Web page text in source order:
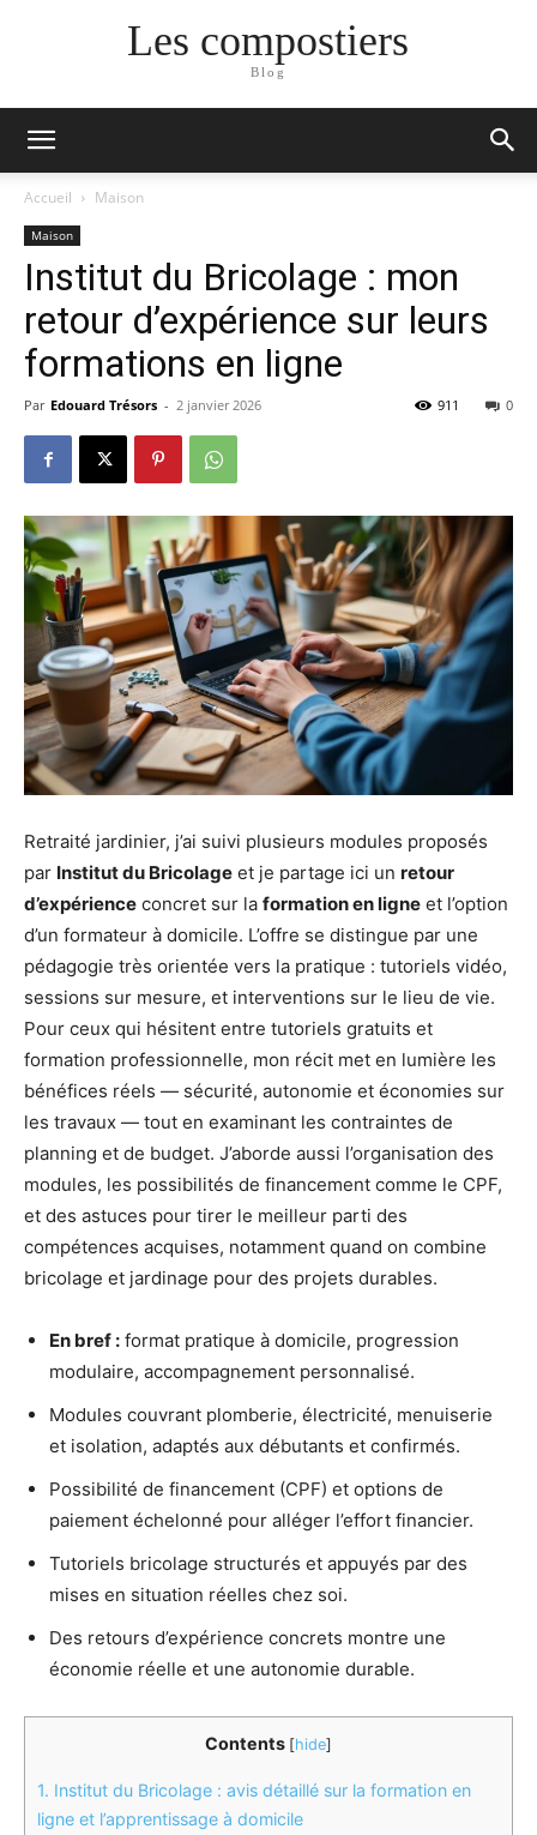
Les compostiers
Blog
Accueil Maison
Maison
Institut du Bricolage : mon
retour d’expérience sur leurs
formations en ligne
Par Edouard Trésors - 2 janvier 2026 0
911
Retraité jardinier, j’ai suivi plusieurs modules proposés
par Institut du Bricolage et je partage ici un retour
d’expérience concret sur la formation en ligne et l’option
d’un formateur à domicile. L’offre se distingue par une
pédagogie très orientée vers la pratique : tutoriels vidéo,
sessions sur mesure, et interventions sur le lieu de vie.
Pour ceux qui hésitent entre tutoriels gratuits et
formation professionnelle, mon récit met en lumière les
bénéfices réels — sécurité, autonomie et économies sur
les travaux — tout en examinant les contraintes de
planning et de budget. J’aborde aussi l’organisation des
modules, les possibilités de financement comme le CPF,
et des astuces pour tirer le meilleur parti des
compétences acquises, notamment quand on combine
bricolage et jardinage pour des projets durables.
En bref : format pratique à domicile, progression
modulaire, accompagnement personnalisé.
Modules couvrant plomberie, électricité, menuiserie
et isolation, adaptés aux débutants et confirmés.
Possibilité de financement (CPF) et options de
paiement échelonné pour alléger l’effort financier.
Tutoriels bricolage structurés et appuyés par des
mises en situation réelles chez soi.
Des retours d’expérience concrets montre une
économie réelle et une autonomie durable.
Contents [hide]
1. Institut du Bricolage : avis détaillé sur la formation en
ligne et l’apprentissage à domicile